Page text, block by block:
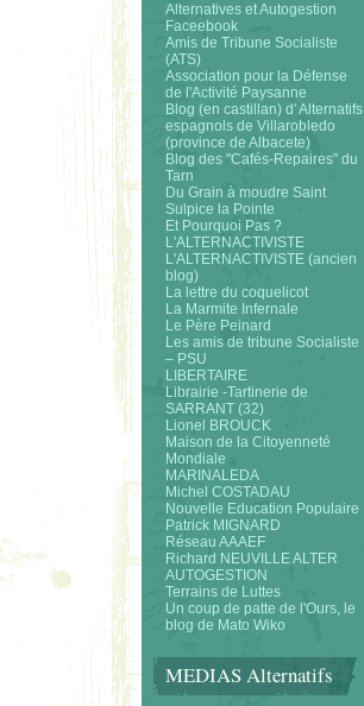
Alternatives et Autogestion
Faceebook
Amis de Tribune Socialiste
(ATS)
Association pour la Défense
de l'Activité Paysanne
Blog (en castillan) d' Alternatifs
espagnols de Villarobledo
(province de Albacete)
Blog des "Cafés-Repaires" du
Tarn
Du Grain à moudre Saint
Sulpice la Pointe
Et Pourquoi Pas ?
L'ALTERNACTIVISTE
L'ALTERNACTIVISTE (ancien
blog)
La lettre du coquelicot
La Marmite Infernale
Le Père Peinard
Les amis de tribune Socialiste
– PSU
LIBERTAIRE
Librairie -Tartinerie de
SARRANT (32)
Lionel BROUCK
Maison de la Citoyenneté
Mondiale
MARINALEDA
Michel COSTADAU
Nouvelle Education Populaire
Patrick MIGNARD
Réseau AAAEF
Richard NEUVILLE ALTER
AUTOGESTION
Terrains de Luttes
Un coup de patte de l'Ours, le
blog de Mato Wiko
MEDIAS Alternatifs